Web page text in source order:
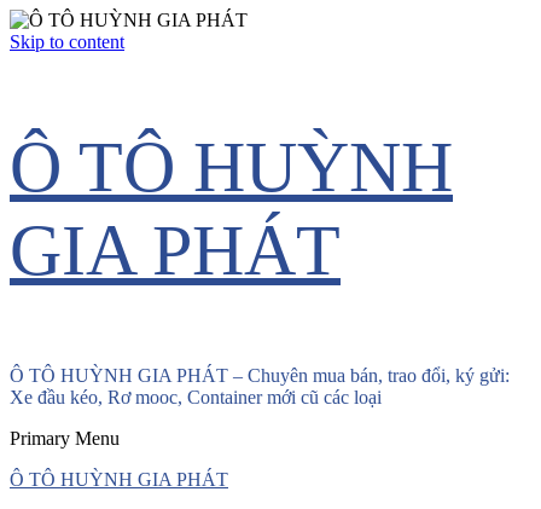
Skip to content
Ô TÔ HUỲNH
GIA PHÁT
Ô TÔ HUỲNH GIA PHÁT – Chuyên mua bán, trao đổi, ký gửi:
Xe đầu kéo, Rơ mooc, Container mới cũ các loại
Primary Menu
Ô TÔ HUỲNH GIA PHÁT